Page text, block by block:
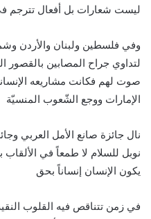
ليست شعارات بل أفعال تترجم
وفي فلسطين ولبنان والأردن
لتداوي جراح المصابين بالقصور
صوت لهم فكانت مشاريعه
الإمارات ووجع الشّعوب المنسيّة
نال جائزة صانع الأمل العربي
نوبل للسلام لا طمعاً في
يكون الإنسان إنساناً بحق
في زمن تتناقص فيه القلوب